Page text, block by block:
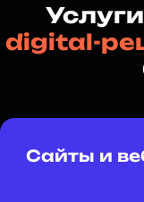
digital-
Сайты и